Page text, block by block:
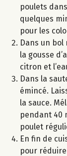
poulets
quelques
pour les
Dans un bol
la gousse
citron et
Dans la
émincé.
la sauce.
pendant 40
poulet
En fin de
pour